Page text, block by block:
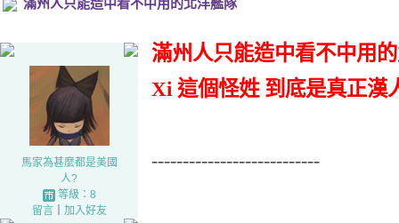
滿州人只能造中看不中用的北洋艦隊
馬家為甚麼都是美國
人?
等級：8
留言｜ 加入好友
滿州人只能造中看不中用
Xi 這個怪姓 到底是真正漢
---------------------------